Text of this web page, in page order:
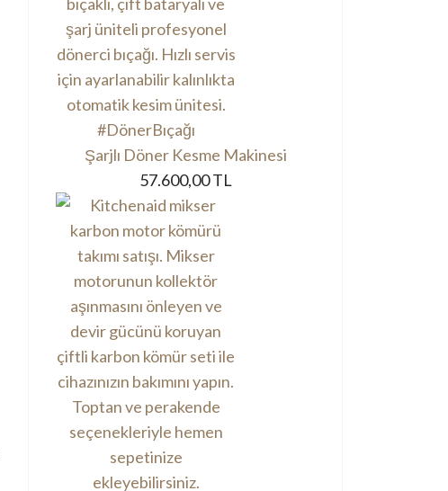
Şarjlı Döner Kesme Makinesi
57.600,00 TL